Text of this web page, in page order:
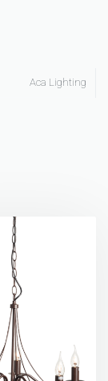
Aca Lighting